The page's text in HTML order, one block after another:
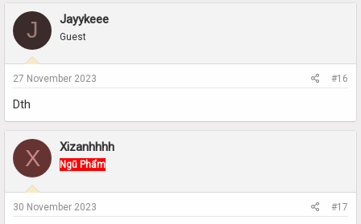
J Jayykeee
Guest
27 November 2023 #16
Dth
X Xizanhhhh
Ngũ Phẩm
30 November 2023 #17